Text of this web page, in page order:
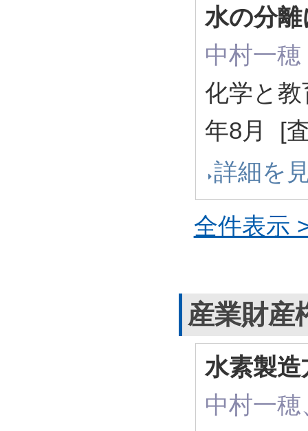
水の分
中村一穂
化学と
年8月 [
詳細を
全件表示
産業財産
水素製
中村一